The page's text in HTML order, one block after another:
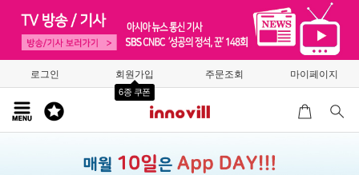
로그인 회원가입
6종 쿠폰
주문조회 마이페이지